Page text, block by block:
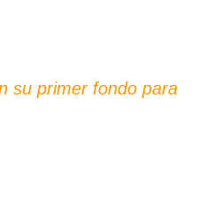
su primer fondo para